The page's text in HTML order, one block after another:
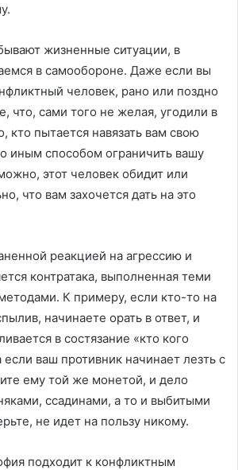
жизненные ситуации, в
в самообороне. Даже если вы
человек, рано или поздно
что, сами того не желая, угодили в
кто пытается навязать вам свою
иным способом ограничить вашу
этот человек обидит или
что вам захочется дать на это
реакцией на агрессию и
контратака, выполненная теми
К примеру, если кто-то на
начинаете орать в ответ, и
в состязание «кто кого
ваш противник начинает лезть с
ему той же монетой, и дело
ссадинами, а то и выбитыми
не идет на пользу никому.
подходит к конфликтным